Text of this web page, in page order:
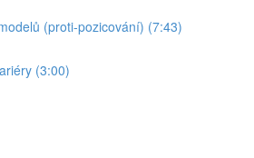
(proti-pozicování) (7:43)
(3:00)